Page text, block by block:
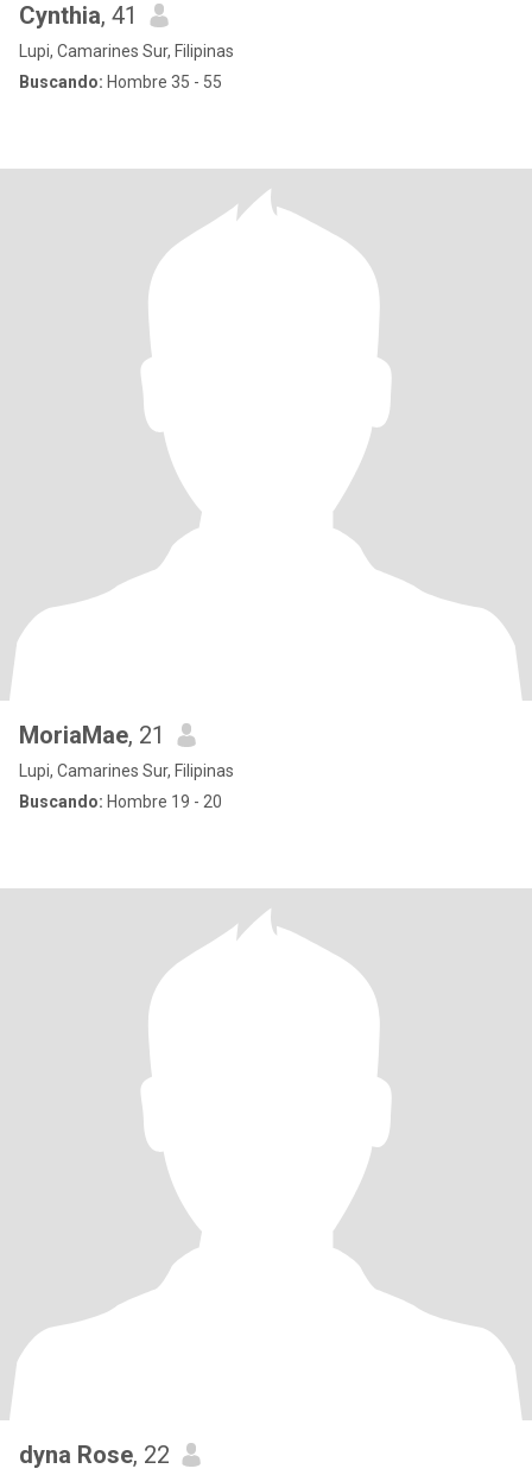
Cynthia, 41
Lupi, Camarines Sur, Filipinas
Buscando: Hombre 35 - 55
MoriaMae, 21
Lupi, Camarines Sur, Filipinas
Buscando: Hombre 19 - 20
dyna Rose, 22